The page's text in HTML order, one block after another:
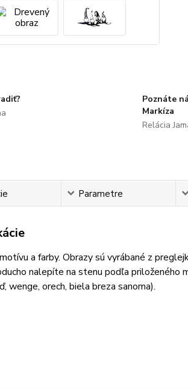
Poznáte
Markíza
Relácia
Parametre
a farby. Obrazy sú vyrábané z
nalepíte na stenu podľa priloženého
wenge, orech, biela breza sanoma).